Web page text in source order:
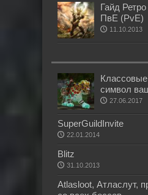
Гайд
ПвЕ (PvE)
11.10.2013
символ
27.06.2017
SuperGuildInvite
22.01.2014
Blitz
31.10.2013
Atlasloot, Атласлут,